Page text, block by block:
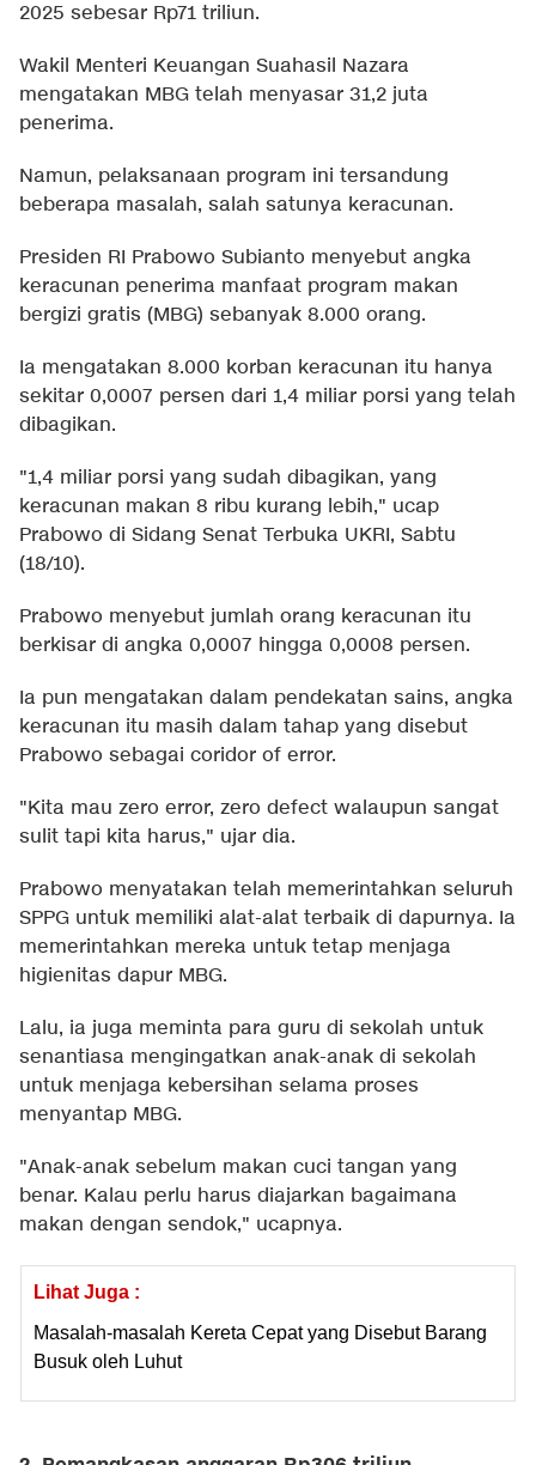
2025 sebesar Rp71 triliun.
Wakil Menteri Keuangan Suahasil Nazara
mengatakan MBG telah menyasar 31,2 juta
penerima.
Namun, pelaksanaan program ini tersandung
beberapa masalah, salah satunya keracunan.
Presiden RI Prabowo Subianto menyebut angka
keracunan penerima manfaat program makan
bergizi gratis (MBG) sebanyak 8.000 orang.
Ia mengatakan 8.000 korban keracunan itu hanya
sekitar 0,0007 persen dari 1,4 miliar porsi yang telah
dibagikan.
"1,4 miliar porsi yang sudah dibagikan, yang
keracunan makan 8 ribu kurang lebih," ucap
Prabowo di Sidang Senat Terbuka UKRI, Sabtu
(18/10).
Prabowo menyebut jumlah orang keracunan itu
berkisar di angka 0,0007 hingga 0,0008 persen.
Ia pun mengatakan dalam pendekatan sains, angka
keracunan itu masih dalam tahap yang disebut
Prabowo sebagai coridor of error.
"Kita mau zero error, zero defect walaupun sangat
sulit tapi kita harus," ujar dia.
Prabowo menyatakan telah memerintahkan seluruh
SPPG untuk memiliki alat-alat terbaik di dapurnya. Ia
memerintahkan mereka untuk tetap menjaga
higienitas dapur MBG.
Lalu, ia juga meminta para guru di sekolah untuk
senantiasa mengingatkan anak-anak di sekolah
untuk menjaga kebersihan selama proses
menyantap MBG.
"Anak-anak sebelum makan cuci tangan yang
benar. Kalau perlu harus diajarkan bagaimana
makan dengan sendok," ucapnya.
Lihat Juga :
Masalah-masalah Kereta Cepat yang Disebut Barang
Busuk oleh Luhut